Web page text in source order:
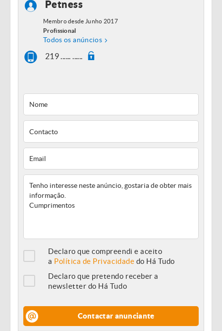
Petness
Membro desde Junho 2017
Profissional
Todos os anúncios
219 ...... ......
Declaro que compreendi e aceito
a Política de Privacidade do Há Tudo
Declaro que pretendo receber a
newsletter do Há Tudo
Contactar anunciante